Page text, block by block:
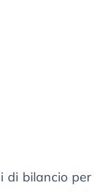
di bilancio per